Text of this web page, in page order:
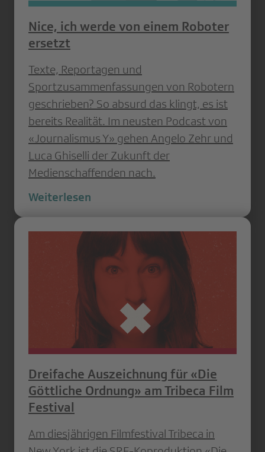
Nice, ich werde von einem Roboter
ersetzt
Texte, Reportagen und
Sportzusammenfassungen von Robotern
geschrieben? So absurd das klingt, es ist
bereits Realität. Im neusten Podcast von
«Journalismus Y» gehen Angelo Zehr und
Luca Ghiselli der Zukunft der
Medienschaffenden nach.
Weiterlesen
Dreifache Auszeichnung für «Die
Göttliche Ordnung» am Tribeca Film
Festival
Am diesjährigen Filmfestival Tribeca in